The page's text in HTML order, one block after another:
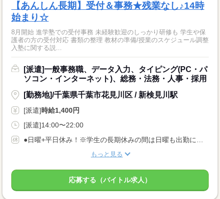
【あんしん長期】受付＆事務★残業なし♪14時
始まり☆
8月開始 進学塾での受付事務 未経験歓迎のしっかり研修も 学生や保
護者の方の受付対応 書類の整理 教材の準備/授業のスケジュール調整
入塾に関する説...
[派遣]一般事務職、データ入力、タイピング(PC・パ
ソコン・インターネット)、総務・法務・人事・採用
[勤務地]/千葉県千葉市花見川区 / 新検見川駅
[派遣]時給1,400円
[派遣]14:00〜22:00
もっと見る
応募する（バイトル求人）